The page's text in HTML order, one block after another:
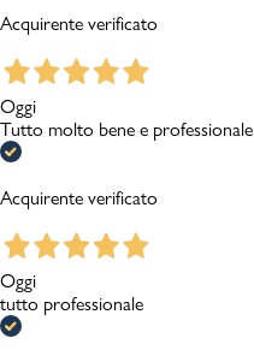
Acquirente verificato
Oggi
Tutto molto bene e professionale
Acquirente verificato
Oggi
tutto professionale